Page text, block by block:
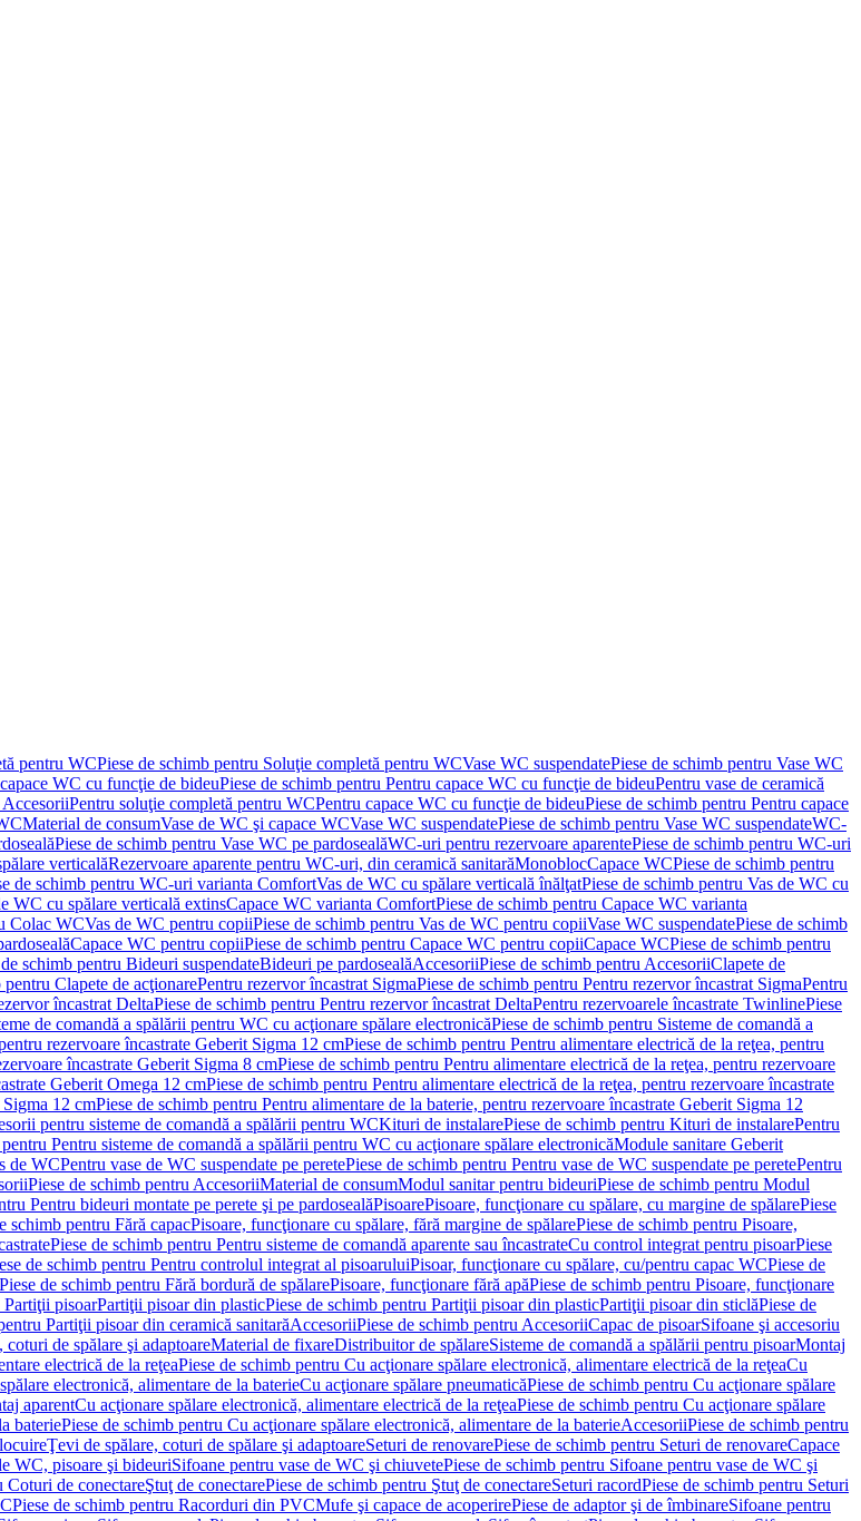
pentru WCPiese de schimb pentru Soluţie completă pentru WCVase WC suspendatePiese de schimb pentru Vase WC
WC cu funcţie de bideuPiese de schimb pentru Pentru capace WC cu funcţie de bideuPentru vase de ceramică
AccesoriiPentru soluţie completă pentru WCPentru capace WC cu funcţie de bideuPiese de schimb pentru Pentru capace
Material de consumVase de WC şi capace WCVase WC suspendatePiese de schimb pentru Vase WC suspendateWC-
Piese de schimb pentru Vase WC pe pardosealăWC-uri pentru rezervoare aparentePiese de schimb pentru WC-uri
verticalăRezervoare aparente pentru WC-uri, din ceramică sanitarăMonoblocCapace WCPiese de schimb pentru
de schimb pentru WC-uri varianta ComfortVas de WC cu spălare verticală înălţatPiese de schimb pentru Vas de WC cu
WC cu spălare verticală extinsCapace WC varianta ComfortPiese de schimb pentru Capace WC varianta
Colac WCVas de WC pentru copiiPiese de schimb pentru Vas de WC pentru copiiVase WC suspendatePiese de schimb
Capace WC pentru copiiPiese de schimb pentru Capace WC pentru copiiCapace WCPiese de schimb pentru
schimb pentru Bideuri suspendateBideuri pe pardosealăAccesoriiPiese de schimb pentru AccesoriiClapete de
pentru Clapete de acţionarePentru rezervor încastrat SigmaPiese de schimb pentru Pentru rezervor încastrat SigmaPentru
încastrat DeltaPiese de schimb pentru Pentru rezervor încastrat DeltaPentru rezervoarele încastrate TwinlinePiese
de comandă a spălării pentru WC cu acţionare spălare electronicăPiese de schimb pentru Sisteme de comandă a
rezervoare încastrate Geberit Sigma 12 cmPiese de schimb pentru Pentru alimentare electrică de la reţea, pentru
încastrate Geberit Sigma 8 cmPiese de schimb pentru Pentru alimentare electrică de la reţea, pentru rezervoare
Geberit Omega 12 cmPiese de schimb pentru Pentru alimentare electrică de la reţea, pentru rezervoare încastrate
12 cmPiese de schimb pentru Pentru alimentare de la baterie, pentru rezervoare încastrate Geberit Sigma 12
pentru sisteme de comandă a spălării pentru WCKituri de instalarePiese de schimb pentru Kituri de instalarePentru
Pentru sisteme de comandă a spălării pentru WC cu acţionare spălare electronicăModule sanitare Geberit
de WCPentru vase de WC suspendate pe peretePiese de schimb pentru Pentru vase de WC suspendate pe peretePentru
Piese de schimb pentru AccesoriiMaterial de consumModul sanitar pentru bideuriPiese de schimb pentru Modul
Pentru bideuri montate pe perete şi pe pardosealăPisoarePisoare, funcţionare cu spălare, cu margine de spălarePiese
schimb pentru Fără capacPisoare, funcţionare cu spălare, fără margine de spălarePiese de schimb pentru Pisoare,
Piese de schimb pentru Pentru sisteme de comandă aparente sau încastrateCu control integrat pentru pisoarPiese
de schimb pentru Pentru controlul integrat al pisoaruluiPisoar, funcţionare cu spălare, cu/pentru capac WCPiese de
Piese de schimb pentru Fără bordură de spălarePisoare, funcţionare fără apăPiese de schimb pentru Pisoare, funcţionare
Partiţii pisoarPartiţii pisoar din plasticPiese de schimb pentru Partiţii pisoar din plasticPartiţii pisoar din sticlăPiese de
Partiţii pisoar din ceramică sanitarăAccesoriiPiese de schimb pentru AccesoriiCapac de pisoarSifoane şi accesoriu
de spălare şi adaptoareMaterial de fixareDistribuitor de spălareSisteme de comandă a spălării pentru pisoarMontaj
electrică de la reţeaPiese de schimb pentru Cu acţionare spălare electronică, alimentare electrică de la reţeaCu
electronică, alimentare de la baterieCu acţionare spălare pneumaticăPiese de schimb pentru Cu acţionare spălare
aparentCu acţionare spălare electronică, alimentare electrică de la reţeaPiese de schimb pentru Cu acţionare spălare
bateriePiese de schimb pentru Cu acţionare spălare electronică, alimentare de la baterieAccesoriiPiese de schimb pentru
Ţevi de spălare, coturi de spălare şi adaptoareSeturi de renovarePiese de schimb pentru Seturi de renovareCapace
WC, pisoare şi bideuriSifoane pentru vase de WC şi chiuvetePiese de schimb pentru Sifoane pentru vase de WC şi
Coturi de conectareŞtuţ de conectarePiese de schimb pentru Ştuţ de conectareSeturi racordPiese de schimb pentru Seturi
Piese de schimb pentru Racorduri din PVCMufe şi capace de acoperirePiese de adaptor şi de îmbinareSifoane pentru